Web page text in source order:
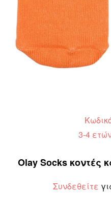
3-4
Olay Socks κοντές
Συνδεθείτε